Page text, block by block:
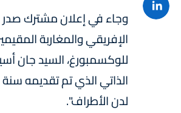
وجاء في إعلان مشترك صدر
الإفريقي والمغاربة
للوكسمبورغ، السيد جان
لدن الأطراف".